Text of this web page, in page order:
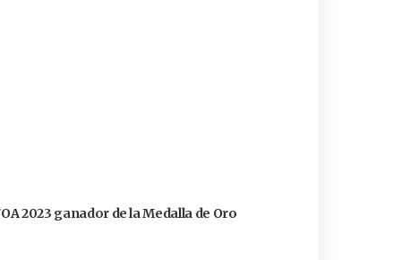
2023 ganador de la Medalla de Oro